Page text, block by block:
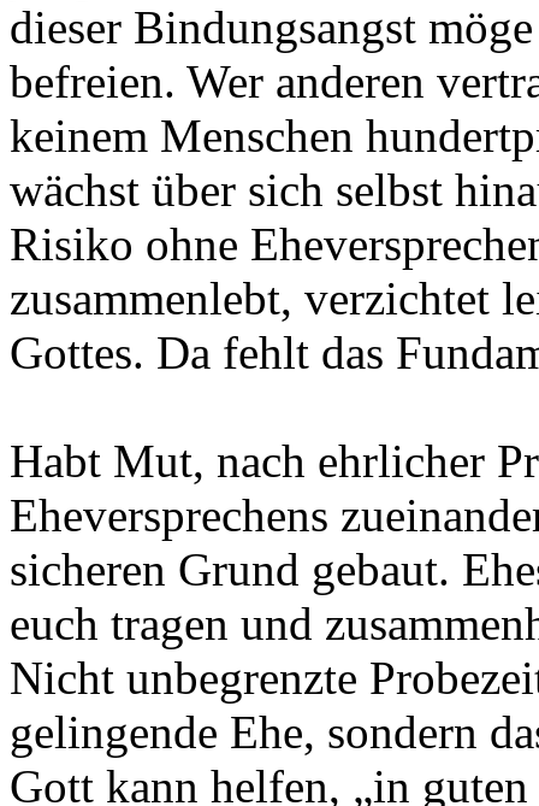
dieser Bindungsangst
befreien. Wer anderen
keinem Menschen
wächst über sich selbst
Risiko ohne
zusammenlebt, verzichtet
Gottes. Da fehlt das
Habt Mut, nach ehrlicher
Eheversprechens
sicheren Grund gebaut.
euch tragen und
Nicht unbegrenzte
gelingende Ehe, sondern
Gott kann helfen, „in guten